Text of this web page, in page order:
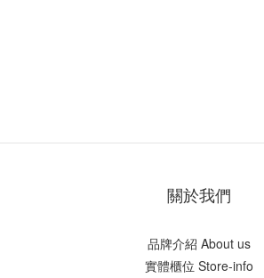
關於我們
品牌介紹 About us
實體櫃位 Store-info